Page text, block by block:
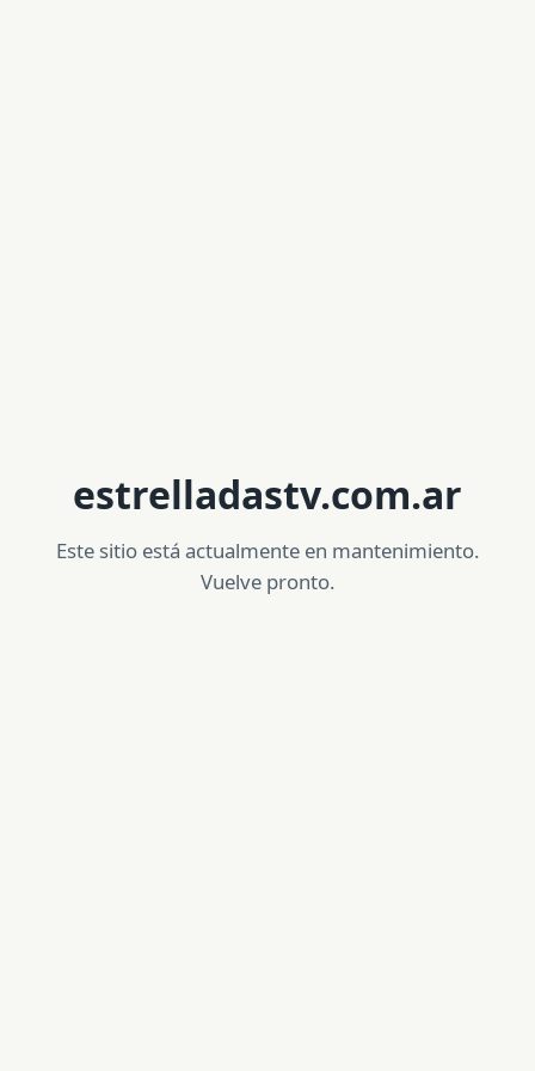
estrelladastv.com.ar
Este sitio está actualmente en mantenimiento.
Vuelve pronto.